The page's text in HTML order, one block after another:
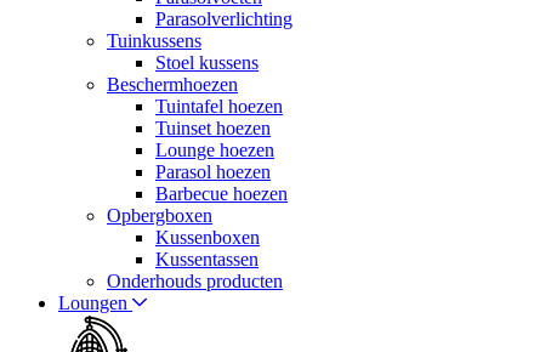
Parasolverlichting
Tuinkussens
Stoel kussens
Beschermhoezen
Tuintafel hoezen
Tuinset hoezen
Lounge hoezen
Parasol hoezen
Barbecue hoezen
Opbergboxen
Kussenboxen
Kussentassen
Onderhouds producten
Loungen